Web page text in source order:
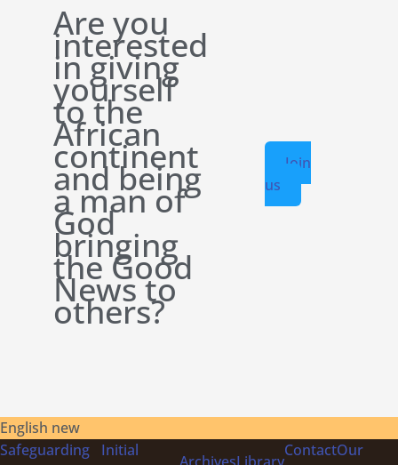
Are you
interested
in giving
yourself
to the
African
continent
and being
a man of
God
bringing
the Good
News to
others?
Join
us
English new
Safeguarding
Initial
ArchivesLibrary
ContactOur